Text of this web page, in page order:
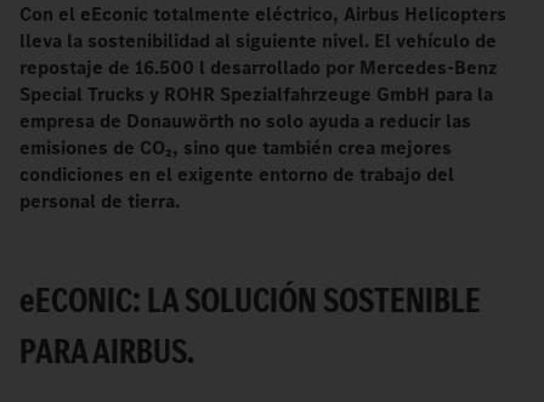
Con el eEconic totalmente eléctrico, Airbus Helicopters
lleva la sostenibilidad al siguiente nivel. El vehículo de
repostaje de 16.500 l desarrollado por Mercedes-Benz
Special Trucks y ROHR Spezialfahrzeuge GmbH para la
empresa de Donauwörth no solo ayuda a reducir las
emisiones de CO₂, sino que también crea mejores
condiciones en el exigente entorno de trabajo del
personal de tierra.
eECONIC: LA SOLUCIÓN SOSTENIBLE
PARA AIRBUS.